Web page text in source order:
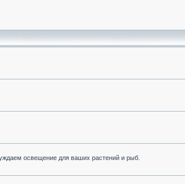
освещение для ваших растений и рыб.